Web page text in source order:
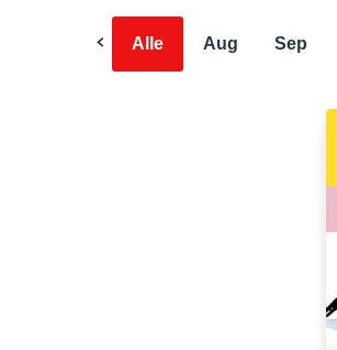
Alle Aug Sep